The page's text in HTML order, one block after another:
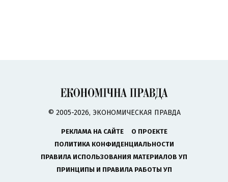
© 2005-2026, ЭКОНОМИЧЕСКАЯ ПРАВДА
РЕКЛАМА НА САЙТЕ
О ПРОЕКТЕ
ПОЛИТИКА КОНФИДЕНЦИАЛЬНОСТИ
ПРАВИЛА ИСПОЛЬЗОВАНИЯ МАТЕРИАЛОВ УП
ПРИНЦИПЫ И ПРАВИЛА РАБОТЫ УП